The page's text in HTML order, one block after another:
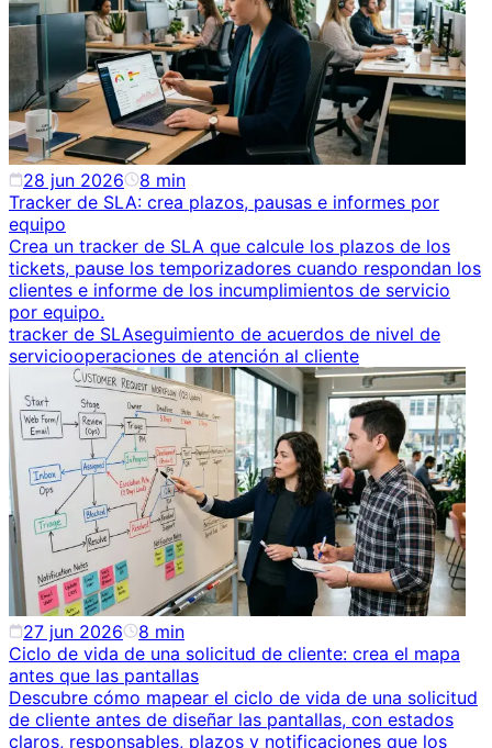
28 jun 2026 8 min
Tracker de SLA: crea plazos, pausas e informes por
equipo
Crea un tracker de SLA que calcule los plazos de los
tickets, pause los temporizadores cuando respondan los
clientes e informe de los incumplimientos de servicio
por equipo.
tracker de SLAseguimiento de acuerdos de nivel de
serviciooperaciones de atención al cliente
27 jun 2026 8 min
Ciclo de vida de una solicitud de cliente: crea el mapa
antes que las pantallas
Descubre cómo mapear el ciclo de vida de una solicitud
de cliente antes de diseñar las pantallas, con estados
claros, responsables, plazos y notificaciones que los